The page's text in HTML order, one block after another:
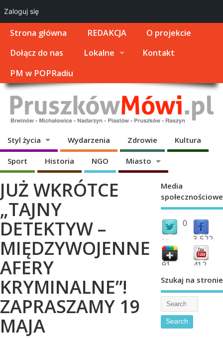
Strona główna REDAKCJA
O projekcie
Dołącz do nas
Lokalne
Kontakt
PM w POPRadiu
Styl życia Wydarzenia Zdrowie Kultura
Sport Historia NGO Miasto
JUŻ WKRÓTCE
„TAJNY
DETEKTYW –
MIĘDZYWOJENNE
AFERY
KRYMINALNE”!
ZAPRASZAMY 19
MAJA
Media
społecznościowe
0
followers 3,522
fans
91 412
Szukaj na stronie
Zaloguj się